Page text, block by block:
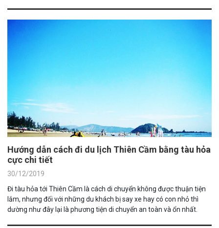
Hướng dẫn cách đi du lịch Thiên Cầm bằng tàu hỏa
cực chi tiết
30/12/2019
Đi tàu hỏa tới Thiên Cầm là cách di chuyển không được thuận tiện
lắm, nhưng đối với những du khách bị say xe hay có con nhỏ thì
dường như đây lại là phương tiện di chuyển an toàn và ổn nhất.